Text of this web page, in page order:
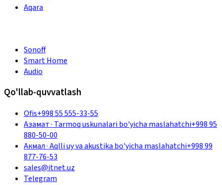
Aqara
Sonoff
Smart Home
Audio
Qo'llab-quvvatlash
Ofis+998 55 555-33-55
Азамат· Tarmoq uskunalari bo'yicha maslahatchi+998 95
880-50-00
Акмал·Aqlli uy va akustika bo'yicha maslahatchi+998 99
877-76-53
sales@itnet.uz
Telegram